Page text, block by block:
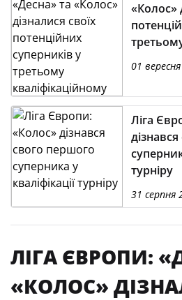
«Колос»
01
Ліга
турніру
31 серпня
ЛІГА ЄВРОПИ:
«КОЛОС»